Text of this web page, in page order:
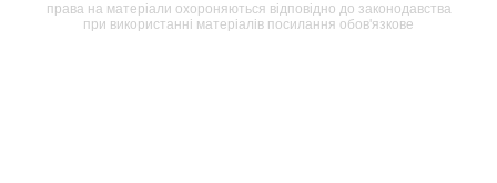
права на матеріали охороняються відповідно до законодавства
при використанні матеріалів посилання обов'язкове